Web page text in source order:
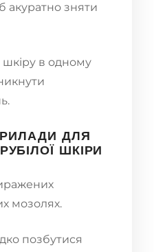
акуратно зняти
в одному
ДЛЯ
ШКІРИ
мозолях.
позбутися